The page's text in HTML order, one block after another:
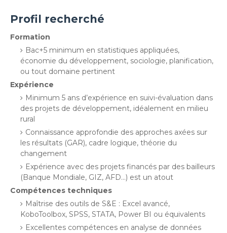
Profil recherché
Formation
Bac+5 minimum en statistiques appliquées,
économie du développement, sociologie, planification,
ou tout domaine pertinent
Expérience
Minimum 5 ans d’expérience en suivi-évaluation dans
des projets de développement, idéalement en milieu
rural
Connaissance approfondie des approches axées sur
les résultats (GAR), cadre logique, théorie du
changement
Expérience avec des projets financés par des bailleurs
(Banque Mondiale, GIZ, AFD…) est un atout
Compétences techniques
Maîtrise des outils de S&E : Excel avancé,
KoboToolbox, SPSS, STATA, Power BI ou équivalents
Excellentes compétences en analyse de données